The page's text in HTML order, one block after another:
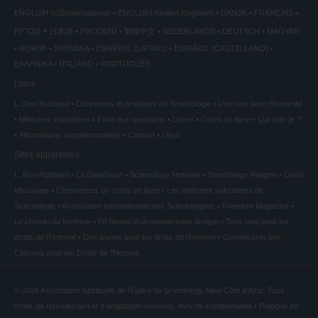
ENGLISH (US/International) ENGLISH (United Kingdom) DANSK FRANÇAIS
עברית 日本語 РУССКИЙ 繁體中文 NEDERLANDS DEUTSCH
MAGYAR
NORSK
SVENSKA ESPAÑOL (LATINO)
ESPAÑOL (CASTELLANO)
ΕΛΛΗΝΙΚA
ITALIANO PORTUGUÊS
Liens
L. Ron Hubbard Croyances et pratiques de Scientologie
Une voix pour l’humanité
Ministres volontaires
Foire aux questions Livres Cours en ligne
Qui suis-je ?
Informations supplémentaires
Contact Lieux
Sites apparentés
L. Ron Hubbard La Dianétique Scientology Network Scientology Religion
David
Miscavige
Commencer un cours en ligne
Les ministres volontaires de
Scientologie
Association Internationale des Scientologues
Freedom Magazine
Le chemin du bonheur
En faveur d’un monde sans drogue
Tous unis pour les
droits de l’Homme
Des jeunes pour les droits de l’Homme
Commission des
Citoyens pour les Droits de l’Homme
© 2026 Association Spirituelle de l’Église de Scientology Nice Côte d’Azur. Tous
droits de reproduction et d’adaptation réservés. Avis de confidentialité • Politique en